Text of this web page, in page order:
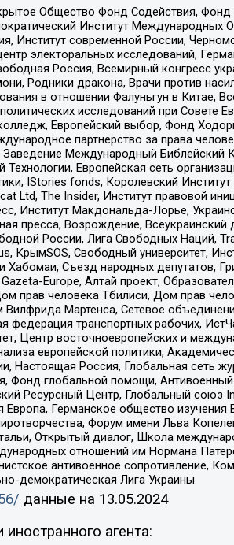
Общество Фонд Содействия,
Институт Международных
Институт современной России,
электоральных исследований,
Россия, Всемирный конгресс
Родники дракона, Врачи против
в отношении Фалуньгун в Китае,
исследований при Совете
Европейский выбор, Фонд
партнерство за права
Международный
Технологии, Европейская сеть
IStories fonds, Королевский
Ltd, The Insider, Институт правовой
Институт Макдональда-Лорье,
пресса, Возрождение, Всеукраинский
России, Лига Свободных Наций,
Свободный университет,
Съезд народных депутатов,
Europe, Алтай проект,
прав человека Тбилиси, Дом прав
Мартенса, Сетевое
федерация транспортных рабочих,
Центр восточноевропейских и
европейской политики,
Россия, Глобальная сеть
глобальной помощи,
Ресурсный Центр, Глобальный союз
Германское общество
Форум имени Льва
Открытый диалог, Школа
отношений им Нормана
антивоенное сопротивление,
демократическая Лига Украины
данные на 13.05.2024
агента: